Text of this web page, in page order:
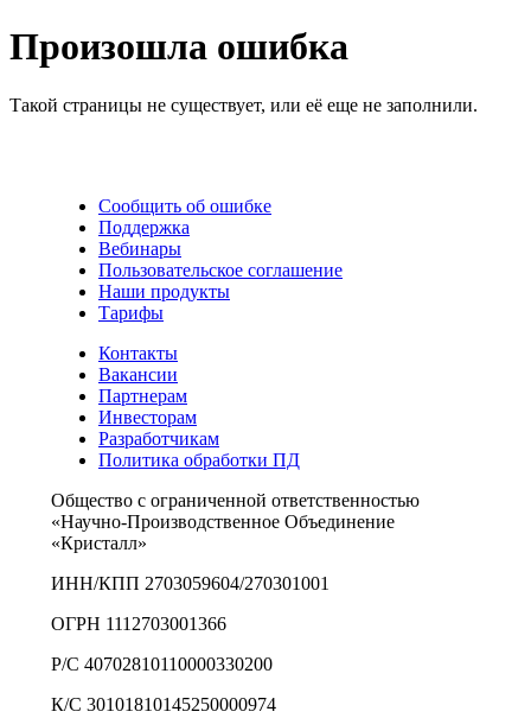
Произошла ошибка
Такой страницы не существует, или её еще не заполнили.
Сообщить об ошибке
Поддержка
Вебинары
Пользовательское соглашение
Наши продукты
Тарифы
Контакты
Вакансии
Партнерам
Инвесторам
Разработчикам
Политика обработки ПД
Общество с ограниченной ответственностью
«Научно-Производственное Объединение
«Кристалл»
ИНН/КПП 2703059604/270301001
ОГРН 1112703001366
Р/С 40702810110000330200
К/С 30101810145250000974